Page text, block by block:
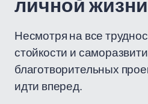
личной
Несмотря на все
стойкости и
благотворительных
идти вперед.